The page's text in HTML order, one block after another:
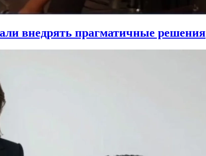
внедрять прагматичные решения